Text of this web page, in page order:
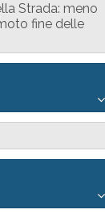
Strada: meno
fine delle